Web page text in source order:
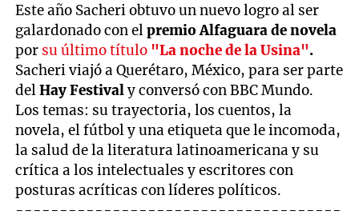
Este año Sacheri obtuvo un nuevo logro al ser
galardonado con elpremio Alfaguara de novela
por su último título "La noche de la Usina".
Sacheri viajó a Querétaro, México, para ser parte
delHay Festivaly conversó con BBC Mundo.
Los temas: su trayectoria, los cuentos, la
novela, el fútbol y una etiqueta que le incomoda,
la salud de la literatura latinoamericana y su
crítica a los intelectuales y escritores con
posturas acríticas con líderes políticos.
-------------------------------------